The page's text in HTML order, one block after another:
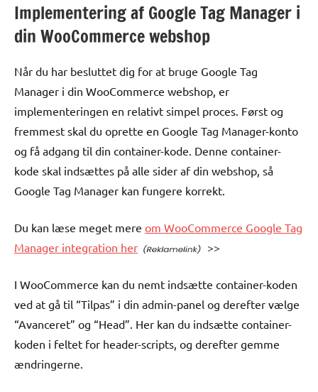
Implementering af Google Tag Manager i
din WooCommerce webshop
Når du har besluttet dig for at bruge Google Tag
Manager i din WooCommerce webshop, er
implementeringen en relativt simpel proces. Først og
fremmest skal du oprette en Google Tag Manager-konto
og få adgang til din container-kode. Denne container-
kode skal indsættes på alle sider af din webshop, så
Google Tag Manager kan fungere korrekt.
Du kan læse meget mere om WooCommerce Google Tag
Manager integration her
>>
I WooCommerce kan du nemt indsætte container-koden
ved at gå til “Tilpas” i din admin-panel og derefter vælge
“Avanceret” og “Head”. Her kan du indsætte container-
koden i feltet for header-scripts, og derefter gemme
ændringerne.